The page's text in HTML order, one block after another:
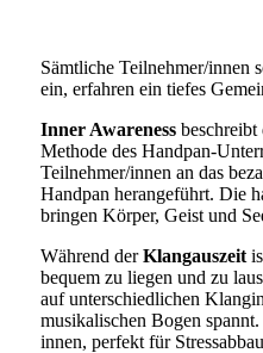
Sämtliche Teilnehmer/innen
ein, erfahren ein tiefes
Inner Awarenessbeschreibt
Methode des Handpan-
Teilnehmer/innen an das
Handpan herangeführt. Die
bringen Körper, Geist und
Während derKlangauszeit
bequem zu liegen und zu
auf unterschiedlichen
musikalischen Bogen
innen, perfekt für